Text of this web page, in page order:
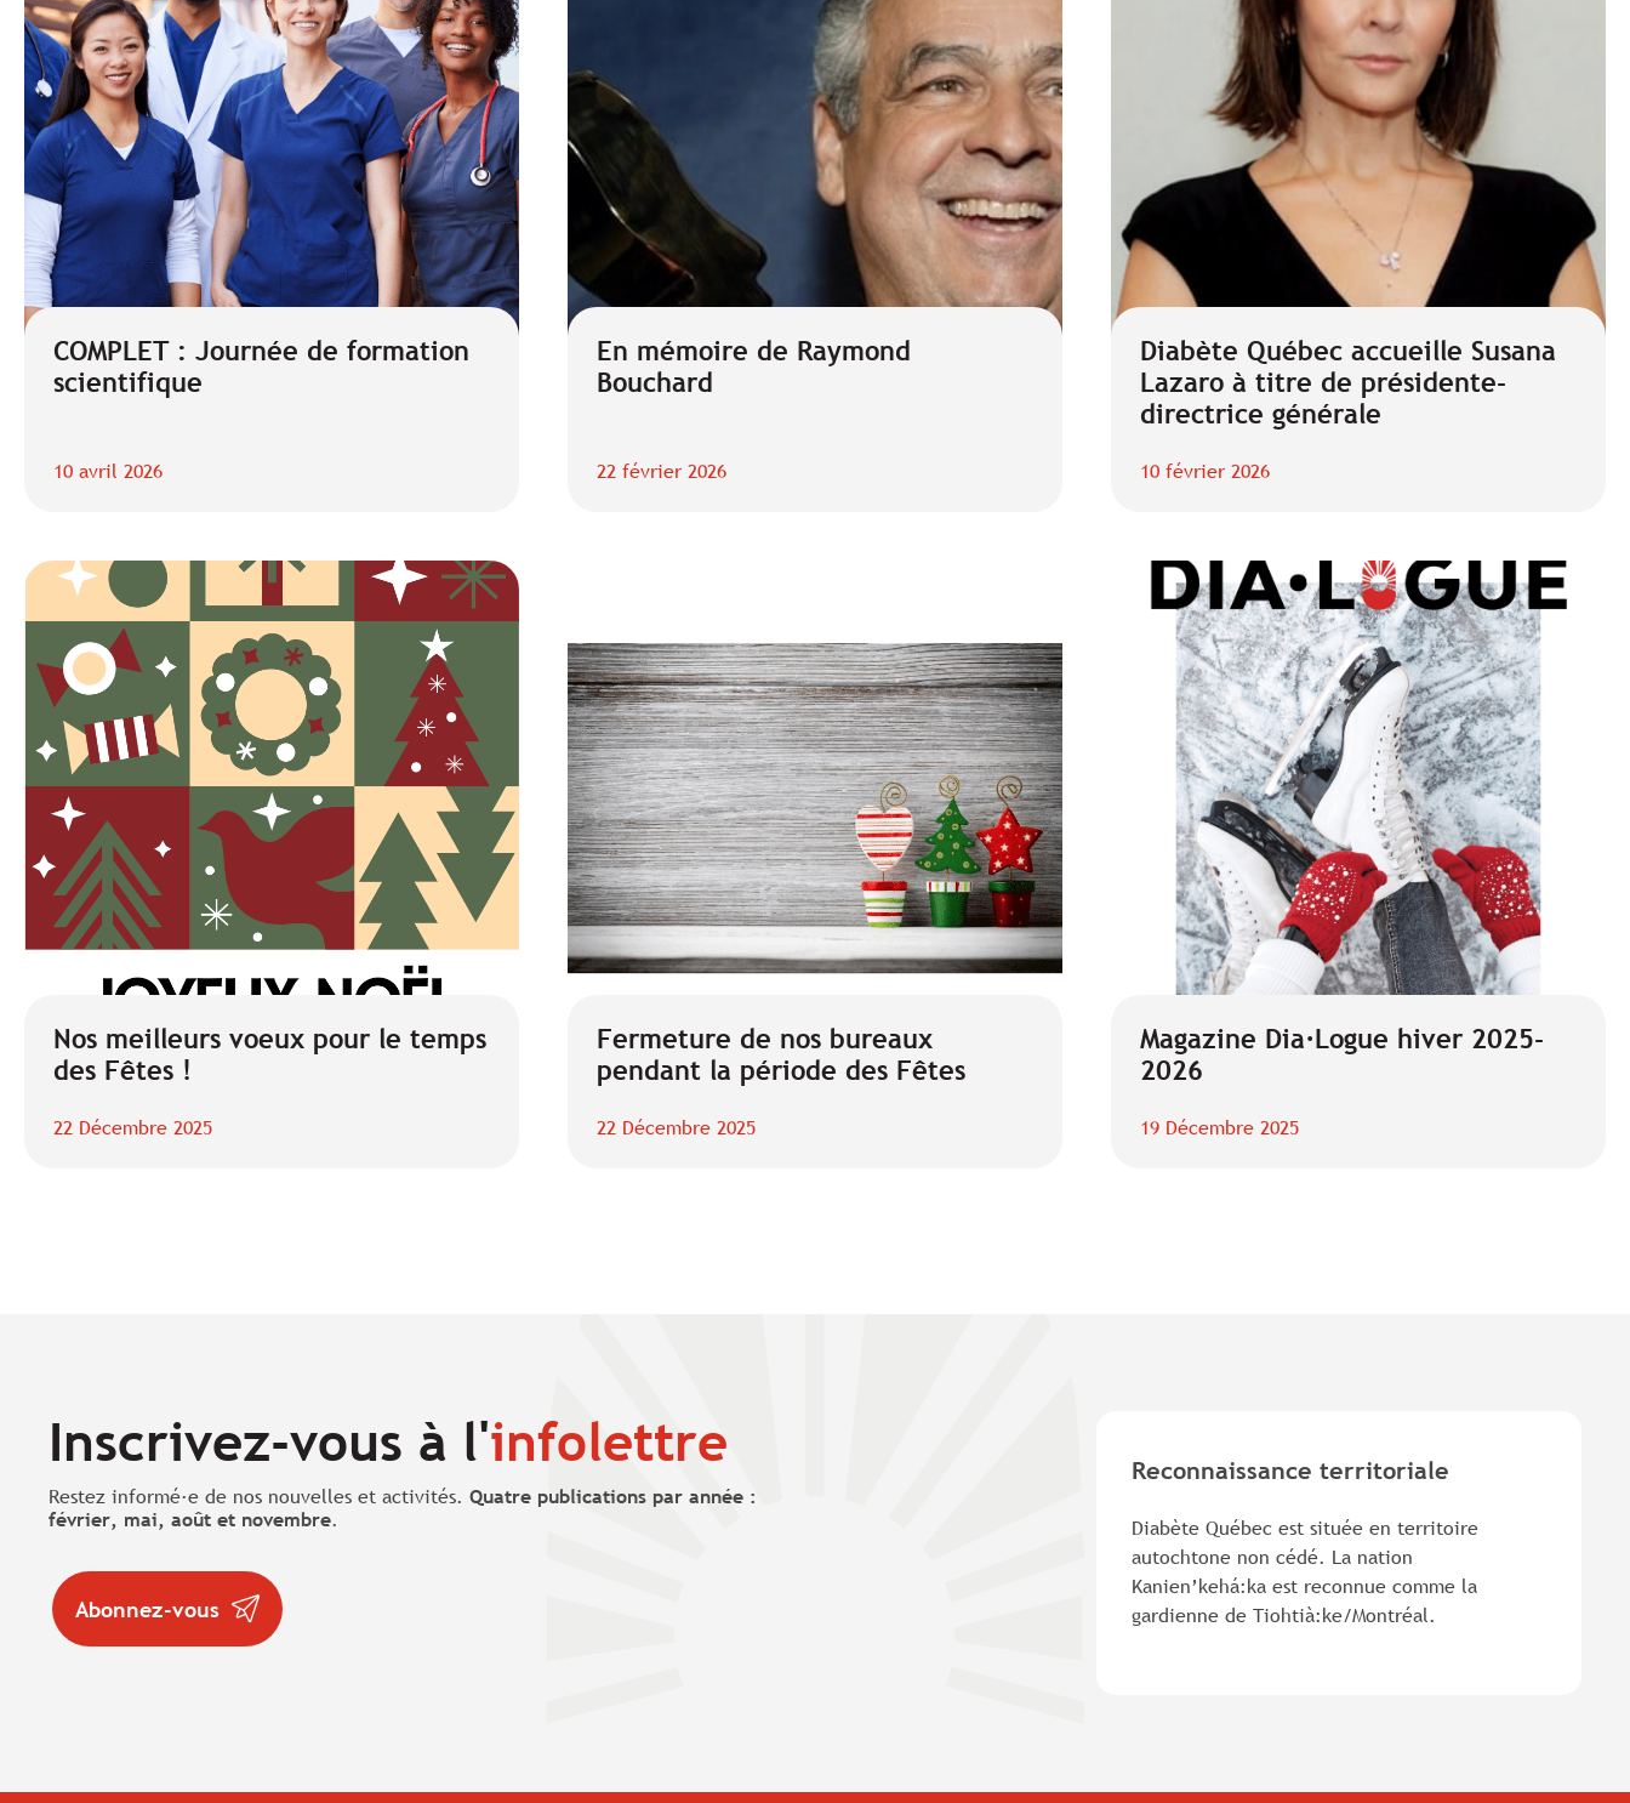
COMPLET : Journée de formation
scientifique
10 avril 2026
En mémoire de Raymond
Bouchard
22 février 2026
Diabète Québec accueille Susana
Lazaro à titre de présidente-
directrice générale
10 février 2026
Nos meilleurs voeux pour le temps
des Fêtes !
22 Décembre 2025
Fermeture de nos bureaux
pendant la période des Fêtes
22 Décembre 2025
Magazine Dia·Logue hiver 2025-
2026
19 Décembre 2025
Inscrivez-vous à l'infolettre
Restez informé·e de nos nouvelles et activités. Quatre publications par année :
février, mai, août et novembre.
Abonnez-vous
Reconnaissance territoriale
Diabète Québec est située en territoire
autochtone non cédé. La nation
Kanien’kehá:ka est reconnue comme la
gardienne de Tiohtià:ke/Montréal.